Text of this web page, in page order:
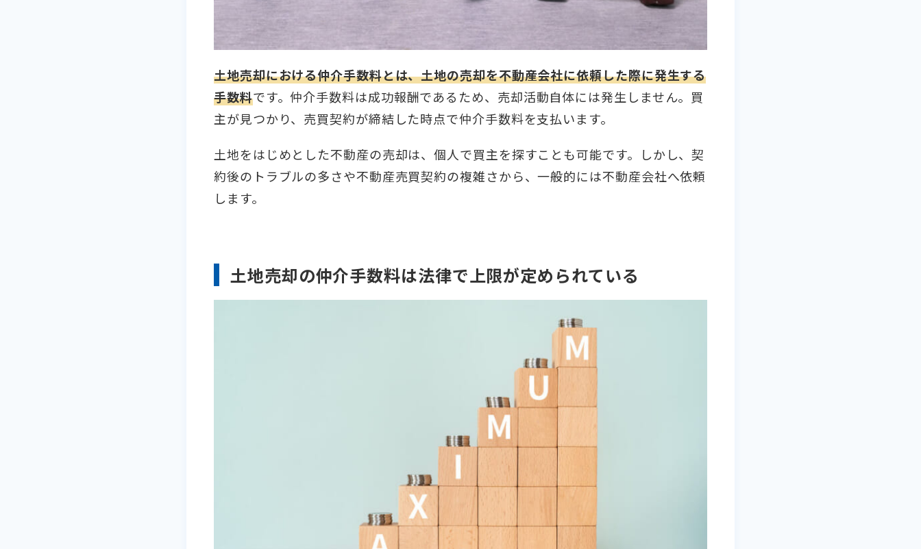
土地売却における仲介手数料とは、土地の売却を不動産会社に依頼した際に発生する
手数料です。仲介手数料は成功報酬であるため、売却活動自体には発生しません。買
主が見つかり、売買契約が締結した時点で仲介手数料を支払います。
土地をはじめとした不動産の売却は、個人で買主を探すことも可能です。しかし、契
約後のトラブルの多さや不動産売買契約の複雑さから、一般的には不動産会社へ依頼
します。
土地売却の仲介手数料は法律で上限が定められている